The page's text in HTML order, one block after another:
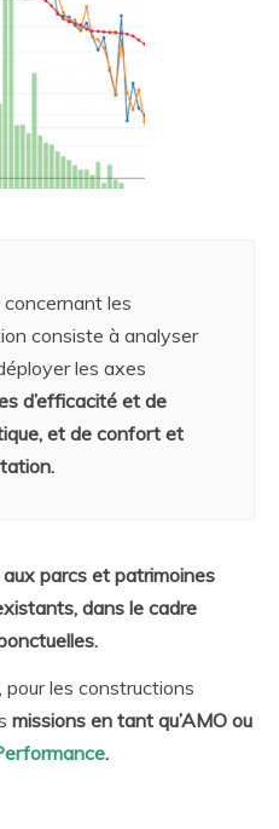
les
consiste à analyser
les axes
d’efficacité et de
et de confort et
parcs et patrimoines
dans le cadre
pour les constructions
missions en tant qu’AMO ou
.